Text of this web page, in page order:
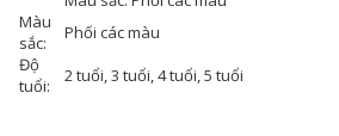
Màu
sắc:
Phối các màu
Độ
tuổi:
2 tuổi, 3 tuổi, 4 tuổi, 5 tuổi